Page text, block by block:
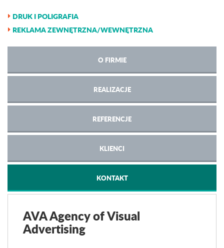
DRUK I POLIGRAFIA
REKLAMA ZEWNĘTRZNA/WEWNĘTRZNA
O FIRMIE
REALIZACJE
REFERENCJE
KLIENCI
KONTAKT
AVA Agency of Visual
Advertising